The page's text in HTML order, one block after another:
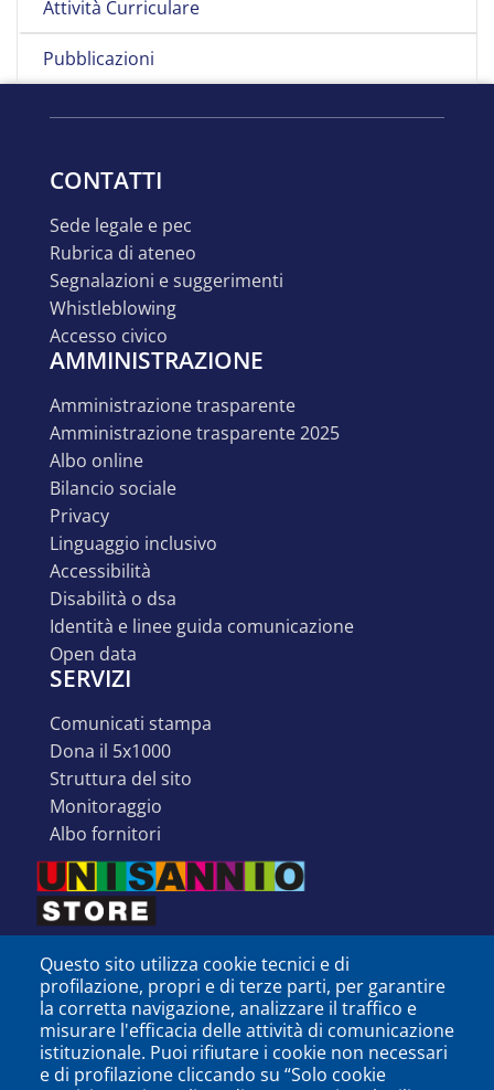
Attività Curriculare
Pubblicazioni
CONTATTI
sede legale e pec
rubrica di ateneo
segnalazioni e suggerimenti
whistleblowing
accesso civico
AMMINISTRAZIONE
amministrazione trasparente
amministrazione trasparente 2025
albo online
bilancio sociale
privacy
linguaggio inclusivo
accessibilità
disabilità o dsa
identità e linee guida comunicazione
open data
SERVIZI
comunicati stampa
dona il 5x1000
struttura del sito
monitoraggio
albo fornitori
Questo sito utilizza cookie tecnici e di
profilazione, propri e di terze parti, per garantire
la corretta navigazione, analizzare il traffico e
misurare l'efficacia delle attività di comunicazione
istituzionale. Puoi rifiutare i cookie non necessari
e di profilazione cliccando su “Solo cookie